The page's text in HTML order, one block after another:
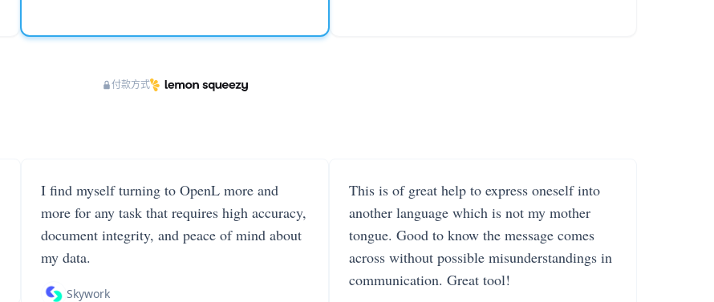
付款方式
I find myself turning to OpenL more and
more for any task that requires high accuracy,
document integrity, and peace of mind about
my data.
Skywork
This is of great help to express oneself into
another language which is not my mother
tongue. Good to know the message comes
across without possible misunderstandings in
communication. Great tool!